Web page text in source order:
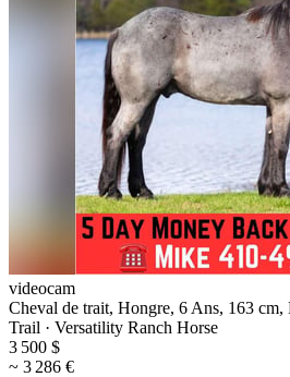
videocam
Cheval de trait, Hongre, 6 Ans, 163 cm,
Trail · Versatility Ranch Horse
3 500 $
~ 3 286 €